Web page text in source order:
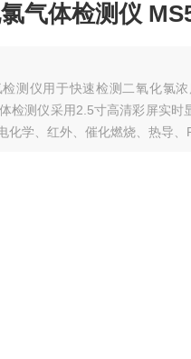
气体检测仪
测仪用于快速检测二氧化氯
检测仪采用2.5寸高清彩屏实
化学、红外、催化燃烧、热导、